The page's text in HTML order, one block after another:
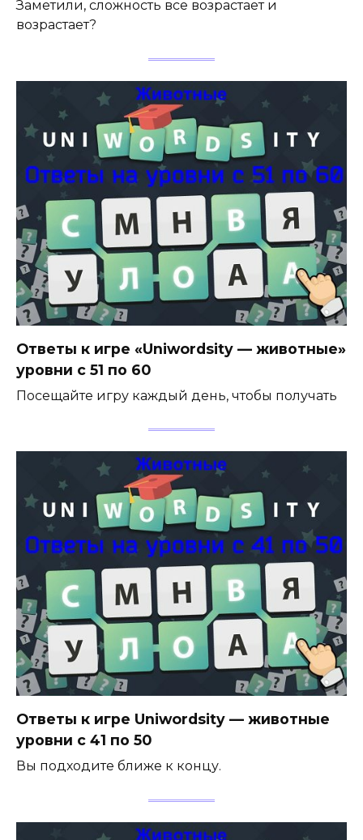
Заметили, сложность все возрастает и
возрастает?
Ответы к игре «Uniwordsity — животные»
уровни с 51 по 60
Посещайте игру каждый день, чтобы получать
Ответы к игре Uniwordsity — животные
уровни с 41 по 50
Вы подходите ближе к концу.